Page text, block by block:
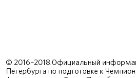
© 2016–2018.Официальный
Петербурга по подготовке к